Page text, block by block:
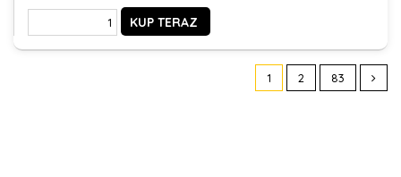
KUP TERAZ
1 2 83